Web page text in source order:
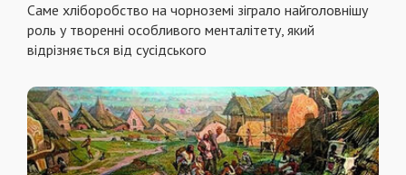
Саме хліборобство на чорноземі зіграло найголовнішу
роль у творенні особливого менталітету, який
відрізняється від сусідського